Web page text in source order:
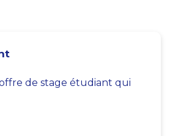
de stage étudiant qui